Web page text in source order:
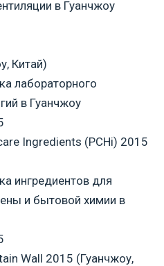
в Гуанчжоу
Китай)
лабораторного
в Гуанчжоу
Ingredients (PCHi) 2015
ингредиентов для
и бытовой химии в
Wall 2015 (Гуанчжоу,